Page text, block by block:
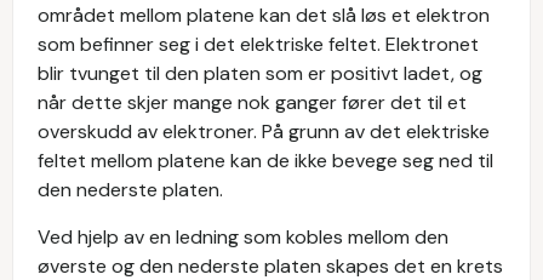
området mellom platene kan det slå løs et elektron
som befinner seg i det elektriske feltet. Elektronet
blir tvunget til den platen som er positivt ladet, og
når dette skjer mange nok ganger fører det til et
overskudd av elektroner. På grunn av det elektriske
feltet mellom platene kan de ikke bevege seg ned til
den nederste platen.
Ved hjelp av en ledning som kobles mellom den
øverste og den nederste platen skapes det en krets